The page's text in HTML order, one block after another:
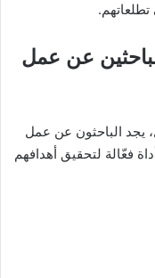
عن عمل
يجد الباحثون عن عمل
فعّالة لتحقيق أهدافهم